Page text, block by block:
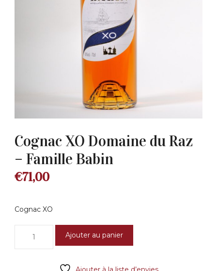
Cognac XO Domaine du Raz
– Famille Babin
€71,00
Cognac XO
Cognac
Ajouter au panier